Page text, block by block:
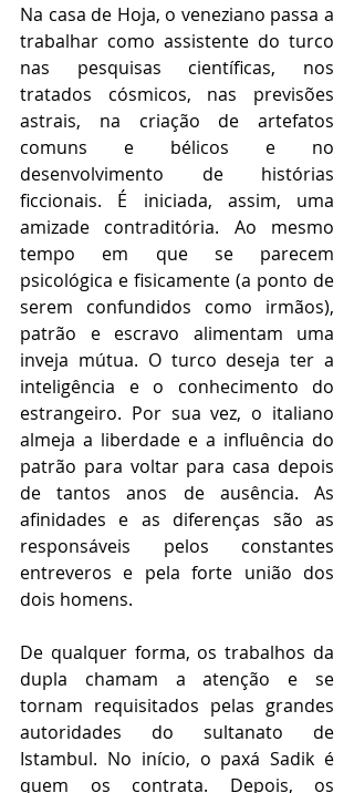
Na casa de Hoja, o veneziano passa a
trabalhar como assistente do turco
nas pesquisas científicas, nos
tratados cósmicos, nas previsões
astrais, na criação de artefatos
comuns e bélicos e no
desenvolvimento de histórias
ficcionais. É iniciada, assim, uma
amizade contraditória. Ao mesmo
tempo em que se parecem
psicológica e fisicamente (a ponto de
serem confundidos como irmãos),
patrão e escravo alimentam uma
inveja mútua. O turco deseja ter a
inteligência e o conhecimento do
estrangeiro. Por sua vez, o italiano
almeja a liberdade e a influência do
patrão para voltar para casa depois
de tantos anos de ausência. As
afinidades e as diferenças são as
responsáveis pelos constantes
entreveros e pela forte união dos
dois homens.
De qualquer forma, os trabalhos da
dupla chamam a atenção e se
tornam requisitados pelas grandes
autoridades do sultanato de
Istambul. No início, o paxá Sadik é
quem os contrata. Depois, os